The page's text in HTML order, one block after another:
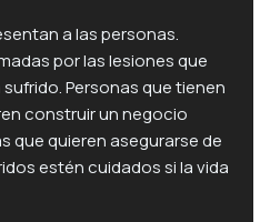
a las personas.
por las lesiones que
Personas que tienen
construir un negocio
que quieren asegurarse de
estén cuidados si la vida